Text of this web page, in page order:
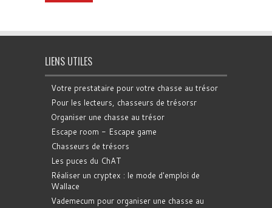
LIENS UTILES
Votre prestataire pour votre chasse au trésor
Pour les lecteurs, chasseurs de trésorsr
Organiser une chasse au trésor
Escape room - Escape game
Chasseurs de trésors
Les puces du ChAT
Réaliser un cryptex : le mode d'emploi de
Wallace
Vademecum pour organiser une chasse au